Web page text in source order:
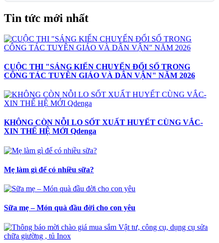
Tin tức mới nhất
CUỘC THI "SÁNG KIẾN CHUYỂN ĐỔI SỐ TRONG
CÔNG TÁC TUYÊN GIÁO VÀ DÂN VẬN" NĂM 2026
KHÔNG CÒN NỖI LO SỐT XUẤT HUYẾT CÙNG VẮC-
XIN THẾ HỆ MỚI Qdenga
Mẹ làm gì để có nhiều sữa?
Sữa mẹ – Món quà đầu đời cho con yêu